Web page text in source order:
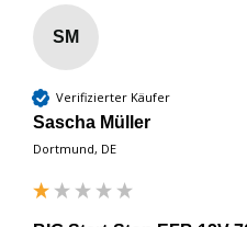
SM
Verifizierter Käufer
Sascha Müller
Dortmund, DE